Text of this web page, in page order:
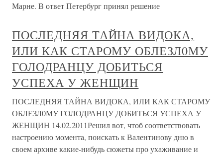
Марне. В ответ Петербург принял решение
ПОСЛЕДНЯЯ ТАЙНА ВИДОКА,
ИЛИ КАК СТАРОМУ ОБЛЕЗЛ0МУ
ГОЛОДРАНЦУ ДОБИТЬСЯ
УСПЕХА У ЖЕНЩИН
ПОСЛЕДНЯЯ ТАЙНА ВИДОКА, ИЛИ КАК СТАРОМУ
ОБЛЕЗЛ0МУ ГОЛОДРАНЦУ ДОБИТЬСЯ УСПЕХА У
ЖЕНЩИН 14.02.2011Решил вот, чтоб соответствовать
настроению момента, поискать к Валентинову дню в
своем архиве какие-нибудь сюжеты про ухаживание и